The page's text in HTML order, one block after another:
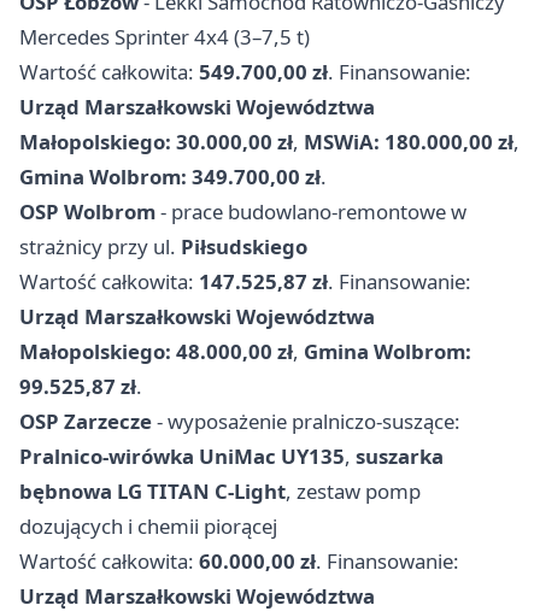
Mercedes Sprinter 4x4 (3–7,5 t)
Wartość całkowita: 549.700,00 zł. Finansowanie:
Urząd Marszałkowski Województwa
Małopolskiego: 30.000,00 zł, MSWiA: 180.000,00 zł,
Gmina Wolbrom: 349.700,00 zł.
OSP Wolbrom- prace budowlano-remontowe w
strażnicy przy ul. Piłsudskiego
Wartość całkowita: 147.525,87 zł. Finansowanie:
Urząd Marszałkowski Województwa
Małopolskiego: 48.000,00 zł, Gmina Wolbrom:
99.525,87 zł.
OSP Zarzecze- wyposażenie pralniczo-suszące:
Pralnico-wirówka UniMac UY135, suszarka
bębnowa LG TITAN C-Light, zestaw pomp
dozujących i chemii piorącej
Wartość całkowita: 60.000,00 zł. Finansowanie:
Urząd Marszałkowski Województwa